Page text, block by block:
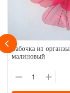
Бабочка из
малиновый